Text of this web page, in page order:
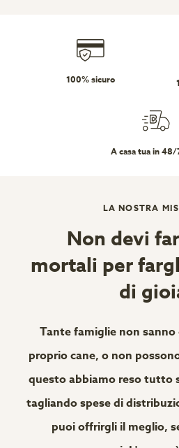
100% sicuro
A casa tua in 48/
LA NOSTRA
Non devi
mortali per
di
Tante famiglie non sanno
proprio cane, o non
questo abbiamo reso tutto
tagliando spese di
puoi offrirgli il meglio,